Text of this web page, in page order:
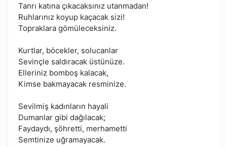
Tanrı katına çıkacaksınız utanmadan!
Ruhlarınız koyup kaçacak sizi!
Topraklara gömüleceksiniz.
Kurtlar, böcekler, solucanlar
Sevinçle saldıracak üstünüze.
Elleriniz bomboş kalacak,
Kimse bakmayacak resminize.
Sevilmiş kadınların hayali
Dumanlar gibi dağılacak;
Faydaydı, şöhretti, merhametti
Semtinize uğramayacak.